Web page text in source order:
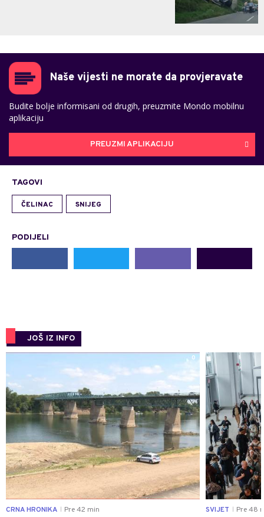
Naše vijesti ne morate da provjeravate
Budite bolje informisani od drugih, preuzmite Mondo mobilnu
aplikaciju
PREUZMI APLIKACIJU
TAGOVI
ČELINAC SNIJEG
PODIJELI
JOŠ IZ INFO
0
CRNA HRONIKA Pre 42 min SVIJET Pre 48